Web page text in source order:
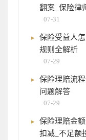
翻案_保险律
07-31
保险受益人
规则全解析
07-29
保险理赔流
问题解答
07-29
保险理赔金
扣减_不足额